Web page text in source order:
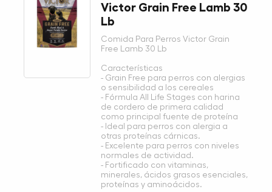
Victor Grain Free Lamb 30
Lb
Comida Para Perros Victor Grain
Free Lamb 30 Lb
Características
- Grain Free para perros con alergias
o sensibilidad a los cereales
- Fórmula All Life Stages con harina
de cordero de primera calidad
como principal fuente de proteína
- Ideal para perros con alergia a
otras proteínas cárnicas.
- Excelente para perros con niveles
normales de actividad.
- Fortificado con vitaminas,
minerales, ácidos grasos esenciales,
proteínas y aminoácidos.